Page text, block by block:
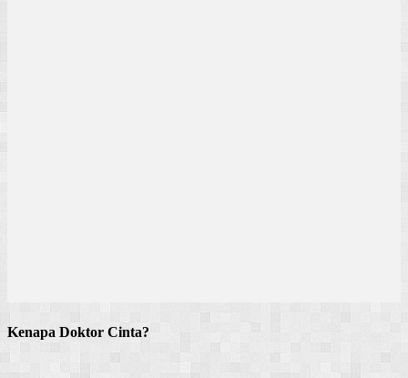
Kenapa Doktor Cinta?